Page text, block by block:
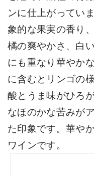
ンに仕上がってい
象的な果実の香り
橘の爽やかさ、白
にも重なり華やか
に含むとリンゴの
酸とうま味がひろ
なほのかな苦みが
た印象です。華や
ワインです。